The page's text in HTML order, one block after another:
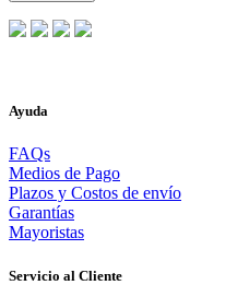
Ayuda
FAQs
Medios de Pago
Plazos y Costos de envío
Garantías
Mayoristas
Servicio al Cliente